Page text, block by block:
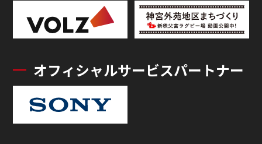
オフィシャルサービスパートナー